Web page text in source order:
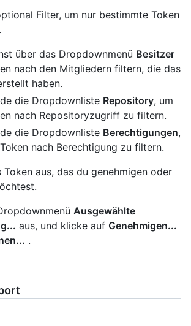
Filter, um nur bestimmte Token
über das Dropdownmenü Besitzer
nach den Mitgliedern filtern, die das
haben.
die Dropdownliste Repository, um
nach Repositoryzugriff zu filtern.
die Dropdownliste Berechtigungen,
nach Berechtigung zu filtern.
Token aus, das du genehmigen oder
Ausgewählte
aus, und klicke auf Genehmigen...
.